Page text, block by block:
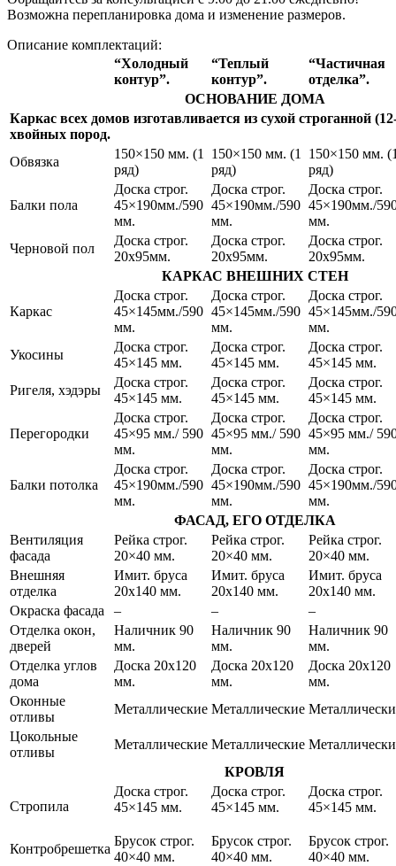
Возможна перепланировка дома и изменение размеров.
Описание комплектаций:
“Холодный
контур”.
“Теплый
контур”.
“Частичная
отделка”.
ОСНОВАНИЕ ДОМА
Каркас всех домов изготавливается из сухой строганной
хвойных пород.
Обвязка
150×150 мм. (1
ряд)
150×150 мм. (1
ряд)
150×150 мм.
ряд)
Балки пола
Доска строг.
45×190мм./590
мм.
Доска строг.
45×190мм./590
мм.
Доска строг.
45×190мм./
мм.
Черновой пол
Доска строг.
20х95мм.
Доска строг.
20х95мм.
Доска строг.
20х95мм.
КАРКАС ВНЕШНИХ СТЕН
Каркас
Доска строг.
45×145мм./590
мм.
Доска строг.
45×145мм./590
мм.
Доска строг.
45×145мм./
мм.
Укосины
Доска строг.
45×145 мм.
Доска строг.
45×145 мм.
Доска строг.
45×145 мм.
Ригеля, хэдэры
Доска строг.
45×145 мм.
Доска строг.
45×145 мм.
Доска строг.
45×145 мм.
Перегородки
Доска строг.
45×95 мм./ 590
мм.
Доска строг.
45×95 мм./ 590
мм.
Доска строг.
45×95 мм./
мм.
Балки потолка
Доска строг.
45×190мм./590
мм.
Доска строг.
45×190мм./590
мм.
Доска строг.
45×190мм./
мм.
ФАСАД, ЕГО ОТДЕЛКА
Вентиляция
фасада
Рейка строг.
20×40 мм.
Рейка строг.
20×40 мм.
Рейка строг.
20×40 мм.
Внешняя
отделка
Имит. бруса
20х140 мм.
Имит. бруса
20х140 мм.
Имит. бруса
20х140 мм.
Окраска фасада
– –
–
Отделка окон,
дверей
Наличник 90
мм.
Наличник 90
мм.
Наличник 90
мм.
Отделка углов
дома
Доска 20х120
мм.
Доска 20х120
мм.
Доска 20х120
мм.
Оконные
отливы
Металлические Металлические
Цокольные
отливы
Металлические Металлические
КРОВЛЯ
Стропила
Доска строг.
45×145 мм.
Доска строг.
45×145 мм.
Доска строг.
45×145 мм.
Контробрешетка
Брусок строг.
40×40 мм.
Брусок строг.
40×40 мм.
Брусок строг.
40×40 мм.